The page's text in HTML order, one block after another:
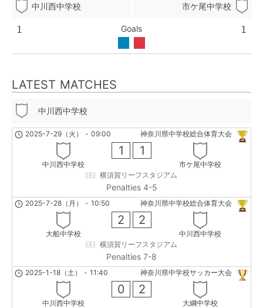
中川西中学校 市ケ尾中学校
1 Goals 1
LATEST MATCHES
中川西中学校
神奈川県中学校総合体育大会
2025-7-29（火） - 09:00
中川西中学校
1 1
市ケ尾中学校
横須賀リーフスタジアム
Penalties 4-5
神奈川県中学校総合体育大会
2025-7-28（月） - 10:50
大船中学校
2 2
中川西中学校
横須賀リーフスタジアム
Penalties 7-8
神奈川県中学校サッカー大会
2025-1-18（土） - 11:40
中川西中学校
0 2
大綱中学校